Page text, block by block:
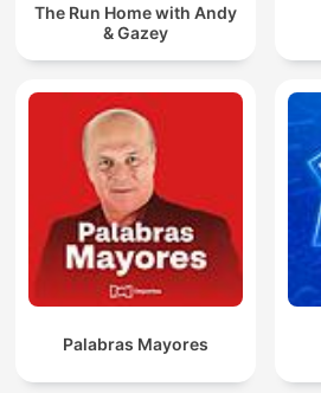
The Run Home with Andy
& Gazey
Palabras Mayores